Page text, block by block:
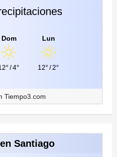
Dom
/4°
Lun
12°/2°
Tiempo3.com
Santiago